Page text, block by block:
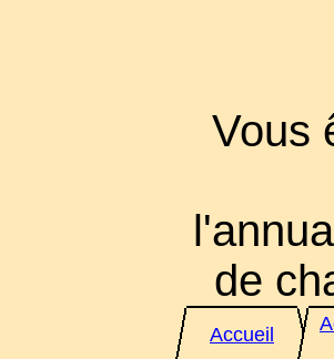
Vous
de
Accueil